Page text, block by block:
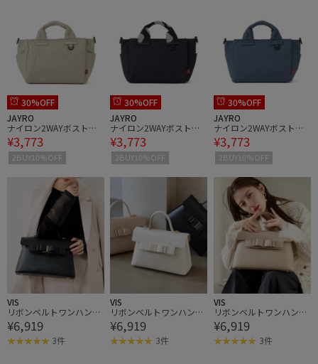
30%OFF
JAYRO
ナイロン2WAYボストン
バッグ
¥3,773
2BUY10%OFF
30%OFF
JAYRO
ナイロン2WAYボストン
バッグ
¥3,773
2BUY10%OFF
30%OFF
JAYRO
ナイロン2WAYボストン
バッグ
¥3,773
2BUY10%OFF
VIS
リボンベルトワンハンド
ルバッグ/軽量・2WAY
¥6,919
3件
VIS
リボンベルトワンハンド
ルバッグ/軽量・2WAY
¥6,919
3件
VIS
リボンベルトワンハンド
ルバッグ/軽量・2WAY
¥6,919
3件